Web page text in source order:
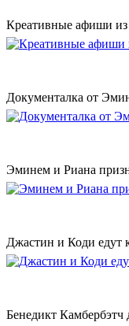
Креативные афиши из
Документалка от
Эминем и Риана
Джастин и Коди едут
Бенедикт Камбербэтч